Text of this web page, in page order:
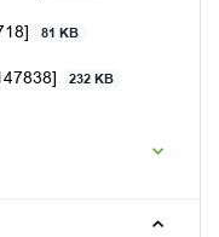
81 KB
232 KB